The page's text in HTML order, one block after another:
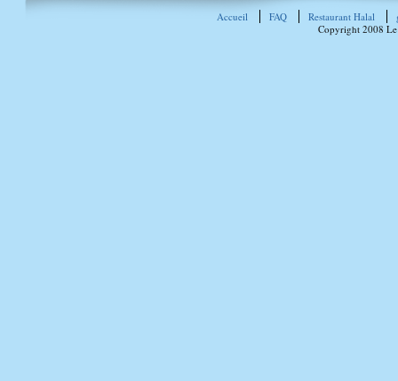
Accueil FAQ Restaurant Halal
Copyright 2008